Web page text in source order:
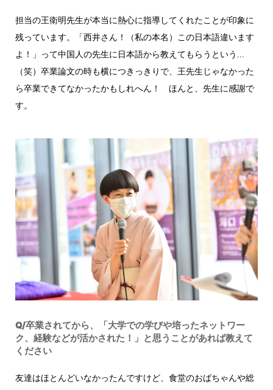
担当の王衛明先生が本当に熱心に指導してくれたことが印象に
残っています。「西井さん！（私の本名）この日本語違います
よ！」って中国人の先生に日本語から教えてもらうという…
（笑）卒業論文の時も横につきっきりで、王先生じゃなかった
ら卒業できてなかったかもしれへん！ ほんと、先生に感謝で
す。
Q/卒業されてから、「大学での学びや培ったネットワー
ク、経験などが活かされた！」と思うことがあれば教えて
ください
友達はほとんどいなかったんですけど、食堂のおばちゃんや総